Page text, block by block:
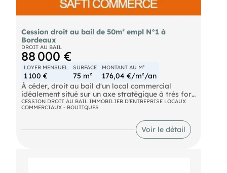
Cession droit au bail de 50m² empl N°1 à
Bordeaux
DROIT AU BAIL
88 000 €
LOYER MENSUEL
1 100 €
SURFACE
75 m²
MONTANT AU M²
176,04 €/m²/an
À céder, droit au bail d'un local commercial
idéalement situé sur un axe stratégique à très fort
passage.
Bénéficiant d'une excellente visibilité, ce local est
parfait pour tout projet commercial Premium.
CESSION DROIT AU BAIL IMMOBILIER D'ENTREPRISE LOCAUX
COMMERCIAUX - BOUTIQUES
Voir le détail